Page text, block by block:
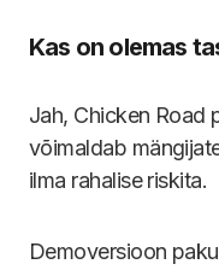
Kas on olemas
Jah, Chicken Road
võimaldab
ilma rahalise riskita.
Demoversioon